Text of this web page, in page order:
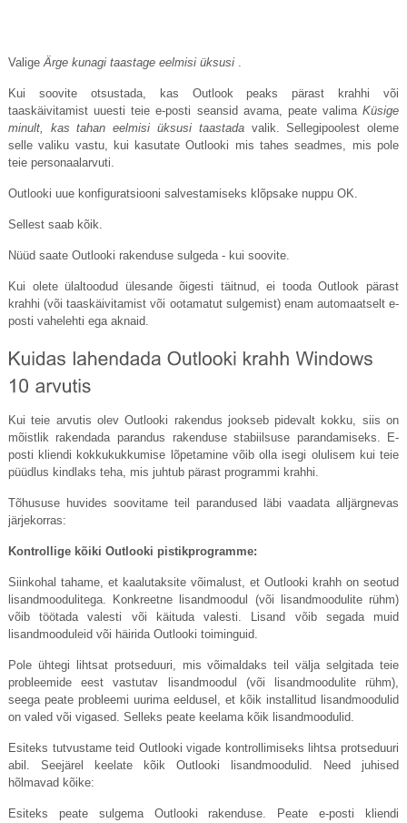
ValigeÄrge kunagi taastage eelmisi üksusi.
Kui soovite otsustada, kas Outlook peaks pärast krahhi või
taaskäivitamist uuesti teie e-posti seansid avama, peate valimaKüsige
minult, kas tahan eelmisi üksusi taastadavalik. Sellegipoolest oleme
selle valiku vastu, kui kasutate Outlooki mis tahes seadmes, mis pole
teie personaalarvuti.
Outlooki uue konfiguratsiooni salvestamiseks klõpsake nuppu OK.
Sellest saab kõik.
Nüüd saate Outlooki rakenduse sulgeda - kui soovite.
Kui olete ülaltoodud ülesande õigesti täitnud, ei tooda Outlook pärast
krahhi (või taaskäivitamist või ootamatut sulgemist) enam automaatselt e-
posti vahelehti ega aknaid.
Kui teie arvutis olev Outlooki rakendus jookseb pidevalt kokku, siis on
mõistlik rakendada parandus rakenduse stabiilsuse parandamiseks. E-
posti kliendi kokkukukkumise lõpetamine võib olla isegi olulisem kui teie
püüdlus kindlaks teha, mis juhtub pärast programmi krahhi.
Tõhususe huvides soovitame teil parandused läbi vaadata alljärgnevas
järjekorras:
Kontrollige kõiki Outlooki pistikprogramme:
Siinkohal tahame, et kaalutaksite võimalust, et Outlooki krahh on seotud
lisandmoodulitega. Konkreetne lisandmoodul (või lisandmoodulite rühm)
võib töötada valesti või käituda valesti. Lisand võib segada muid
lisandmooduleid või häirida Outlooki toiminguid.
Pole ühtegi lihtsat protseduuri, mis võimaldaks teil välja selgitada teie
probleemide eest vastutav lisandmoodul (või lisandmoodulite rühm),
seega peate probleemi uurima eeldusel, et kõik installitud lisandmoodulid
on valed või vigased. Selleks peate keelama kõik lisandmoodulid.
Esiteks tutvustame teid Outlooki vigade kontrollimiseks lihtsa protseduuri
abil. Seejärel keelate kõik Outlooki lisandmoodulid. Need juhised
hõlmavad kõike:
Esiteks peate sulgema Outlooki rakenduse. Peate e-posti kliendi